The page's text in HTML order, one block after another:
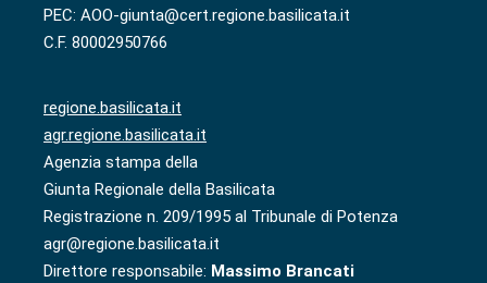
PEC: AOO-giunta@cert.regione.basilicata.it
C.F. 80002950766
regione.basilicata.it
agr.regione.basilicata.it
Agenzia stampa della
Giunta Regionale della Basilicata
Registrazione n. 209/1995 al Tribunale di Potenza
agr@regione.basilicata.it
Direttore responsabile: Massimo Brancati